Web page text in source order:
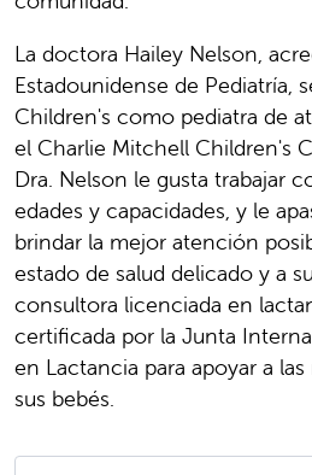
La doctora Hailey Nelson,
Estadounidense de Pediatría,
Children's como pediatra de
el Charlie Mitchell Children's
Dra. Nelson le gusta trabajar
edades y capacidades, y le
brindar la mejor atención
estado de salud delicado y a
consultora licenciada en
certificada por la Junta
en Lactancia para apoyar a
sus bebés.